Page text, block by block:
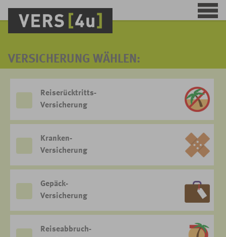
VERSICHERUNG WÄHLEN:
Reiserücktritts-
Versicherung
Kranken-
Versicherung
Gepäck-
Versicherung
Reiseabbruch-